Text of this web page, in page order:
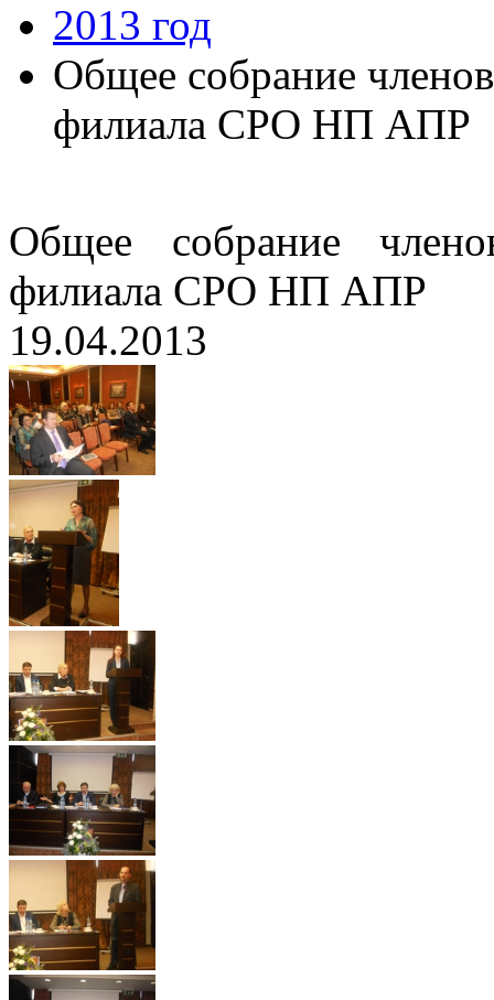
2013 год
Общее собрание
филиала СРО НП АПР
Общее собрание
филиала СРО НП АПР
19.04.2013